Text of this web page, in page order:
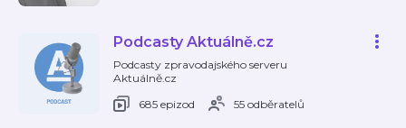
Podcasty Aktuálně.cz
Podcasty zpravodajského serveru
Aktuálně.cz
685 epizod
55 odběratelů